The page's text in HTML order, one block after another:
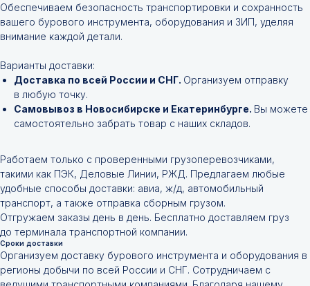
Обеспечиваем безопасность транспортировки и сохранность
вашего бурового инструмента, оборудования и ЗИП, уделяя
внимание каждой детали.
Варианты доставки:
Доставка по всей России и СНГ. Организуем отправку
в любую точку.
Самовывоз в Новосибирске и Екатеринбурге. Вы можете
самостоятельно забрать товар с наших складов.
Работаем только с проверенными грузоперевозчиками,
такими как ПЭК, Деловые Линии, РЖД. Предлагаем любые
удобные способы доставки: авиа, ж/д, автомобильный
транспорт, а также отправка сборным грузом.
Отгружаем заказы день в день. Бесплатно доставляем груз
до терминала транспортной компании.
Сроки доставки
Организуем доставку бурового инструмента и оборудования в
регионы добычи по всей России и СНГ. Сотрудничаем с